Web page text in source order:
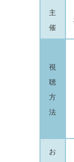
主
催
視
聴
方
法
お